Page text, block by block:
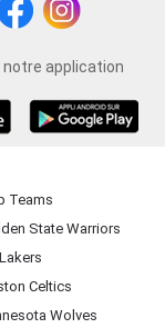
application
Teams
State Warriors
Celtics
Wolves